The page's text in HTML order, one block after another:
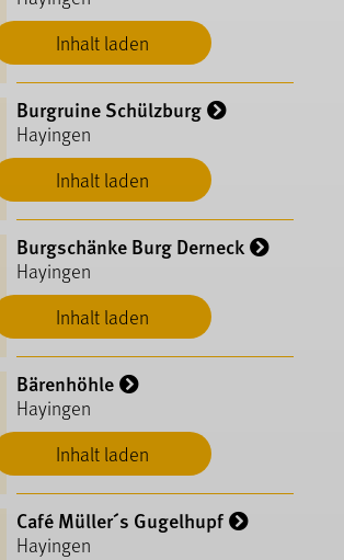
Inhalt laden
Inhalt laden
Burgruine Schülzburg
Hayingen
Inhalt laden
Burgschänke Burg Derneck
Hayingen
Inhalt laden
Bärenhöhle
Hayingen
Café Müller´s Gugelhupf
Hayingen